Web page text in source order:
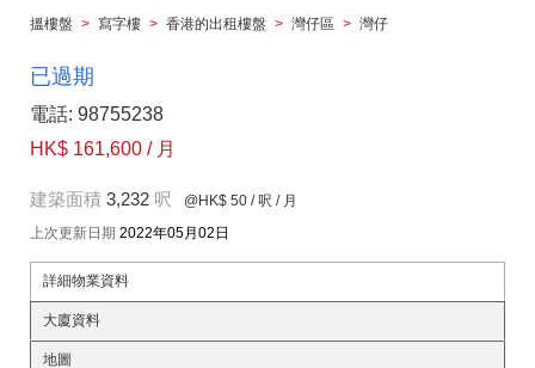
搵樓盤 > 寫字樓 > 香港的出租樓盤 > 灣仔區 > 灣仔
已過期
電話: 98755238
HK$ 161,600 / 月
建築面積 3,232 呎 @HK$ 50 / 呎 / 月
上次更新日期 2022年05月02日
詳細物業資料
大廈資料
地圖